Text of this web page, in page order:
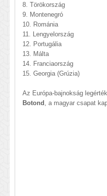
8. Törökország
9. Montenegró
10. Románia
11. Lengyelország
12. Portugália
13. Málta
14. Franciaország
15. Georgia (Grúzia)
Az Európa-bajnokság
Botond , a magyar csapat